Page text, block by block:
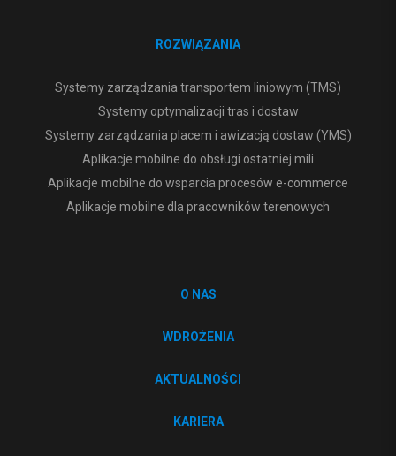
ROZWIĄZANIA
Systemy zarządzania transportem liniowym (TMS)
Systemy optymalizacji tras i dostaw
Systemy zarządzania placem i awizacją dostaw (YMS)
Aplikacje mobilne do obsługi ostatniej mili
Aplikacje mobilne do wsparcia procesów e-commerce
Aplikacje mobilne dla pracowników terenowych
O NAS
WDROŻENIA
AKTUALNOŚCI
KARIERA